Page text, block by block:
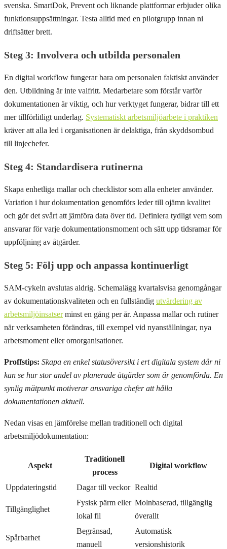
svenska. SmartDok, Prevent och liknande plattformar erbjuder olika
funktionsuppsättningar. Testa alltid med en pilotgrupp innan ni
driftsätter brett.
Steg 3: Involvera och utbilda personalen
En digital workflow fungerar bara om personalen faktiskt använder
den. Utbildning är inte valfritt. Medarbetare som förstår varför
dokumentationen är viktig, och hur verktyget fungerar, bidrar till ett
mer tillförlitligt underlag. Systematiskt arbetsmiljöarbete i praktiken
kräver att alla led i organisationen är delaktiga, från skyddsombud
till linjechefer.
Steg 4: Standardisera rutinerna
Skapa enhetliga mallar och checklistor som alla enheter använder.
Variation i hur dokumentation genomförs leder till ojämn kvalitet
och gör det svårt att jämföra data över tid. Definiera tydligt vem som
ansvarar för varje dokumentationsmoment och sätt upp tidsramar för
uppföljning av åtgärder.
Steg 5: Följ upp och anpassa kontinuerligt
SAM-cykeln avslutas aldrig. Schemalägg kvartalsvisa genomgångar
av dokumentationskvaliteten och en fullständig utvärdering av
arbetsmiljöinsatserminst en gång per år. Anpassa mallar och rutiner
när verksamheten förändras, till exempel vid nyanställningar, nya
arbetsmoment eller omorganisationer.
Proffstips: Skapa en enkel statusöversikt i ert digitala system där ni
kan se hur stor andel av planerade åtgärder som är genomförda. En
synlig mätpunkt motiverar ansvariga chefer att hålla
dokumentationen aktuell.
Nedan visas en jämförelse mellan traditionell och digital
arbetsmiljödokumentation:
Aspekt
Traditionell
process
Digital workflow
Uppdateringstid Dagar till veckor Realtid
Tillgänglighet
Fysisk pärm eller
lokal fil
Molnbaserad, tillgänglig
överallt
Spårbarhet
Begränsad,
manuell
Automatisk
versionshistorik